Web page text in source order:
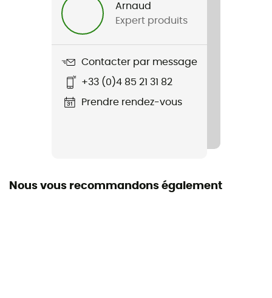
Technologies utilisées
Imperméabilité
Rigidité de la semelle
Hauteur de tige
Arnaud
Expert produits
Contacter par message
+33 (0)4 85 21 31 82
Prendre rendez-vous
Nous vous recommandons également